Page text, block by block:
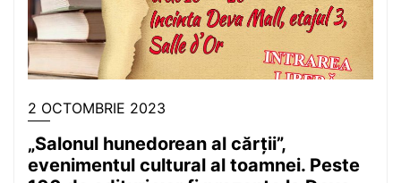
2 OCTOMBRIE 2023
„Salonul hunedorean al cărții”,
evenimentul cultural al toamnei. Peste